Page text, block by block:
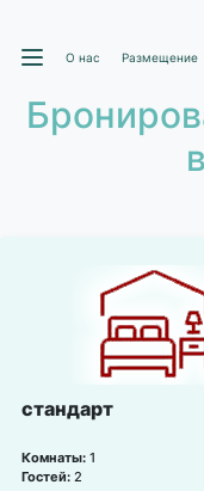
О нас Размещение
стандарт
Комнаты: 1
Гостей: 2